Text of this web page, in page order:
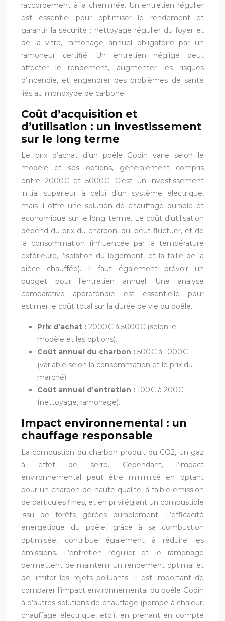
raccordement à la cheminée. Un entretien régulier
est essentiel pour optimiser le rendement et
garantir la sécurité : nettoyage régulier du foyer et
de la vitre, ramonage annuel obligatoire par un
ramoneur certifié. Un entretien négligé peut
affecter le rendement, augmenter les risques
d’incendie, et engendrer des problèmes de santé
liés au monoxyde de carbone.
Coût d’acquisition et
d’utilisation : un investissement
sur le long terme
Le prix d’achat d’un poêle Godin varie selon le
modèle et ses options, généralement compris
entre 2000€ et 5000€. C’est un investissement
initial supérieur à celui d’un système électrique,
mais il offre une solution de chauffage durable et
économique sur le long terme. Le coût d’utilisation
dépend du prix du charbon, qui peut fluctuer, et de
la consommation (influencée par la température
extérieure, l’isolation du logement, et la taille de la
pièce chauffée). Il faut également prévoir un
budget pour l’entretien annuel. Une analyse
comparative approfondie est essentielle pour
estimer le coût total sur la durée de vie du poêle.
Prix d’achat : 2000€ à 5000€ (selon le
modèle et les options).
Coût annuel du charbon : 500€ à 1000€
(variable selon la consommation et le prix du
marché).
Coût annuel d’entretien : 100€ à 200€
(nettoyage, ramonage).
Impact environnemental : un
chauffage responsable
La combustion du charbon produit du CO2, un gaz
à effet de serre. Cependant, l’impact
environnemental peut être minimisé en optant
pour un charbon de haute qualité, à faible émission
de particules fines, et en privilégiant un combustible
issu de forêts gérées durablement. L’efficacité
énergétique du poêle, grâce à sa combustion
optimisée, contribue également à réduire les
émissions. L’entretien régulier et le ramonage
permettent de maintenir un rendement optimal et
de limiter les rejets polluants. Il est important de
comparer l’impact environnemental du poêle Godin
à d’autres solutions de chauffage (pompe à chaleur,
chauffage électrique, etc.), en prenant en compte